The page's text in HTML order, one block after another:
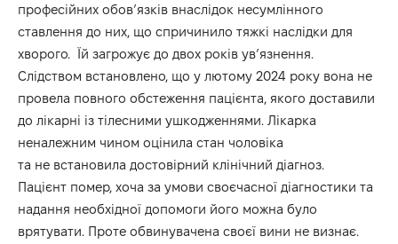
професійних обов’язків внаслідок несумлінного
ставлення до них, що спричинило тяжкі наслідки для
хворого. Їй загрожує до двох років ув’язнення.
Слідством встановлено, що у лютому 2024 року вона не
провела повного обстеження пацієнта, якого доставили
до лікарні із тілесними ушкодженнями. Лікарка
неналежним чином оцінила стан чоловіка
та не встановила достовірний клінічний діагноз.
Пацієнт помер, хоча за умови своєчасної діагностики та
надання необхідної допомоги його можна було
врятувати. Проте обвинувачена своєї вини не визнає.